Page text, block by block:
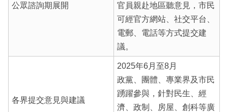
公眾諮詢期展開
官員親赴地區聽意見，市民
可經官方網站、社交平台、
電郵、電話等方式提交建
議。
各界提交意見與建議
2025年6月至8月
政黨、團體、專業界及市民
踴躍參與，針對民生、經
濟、政制、房屋、創科等廣